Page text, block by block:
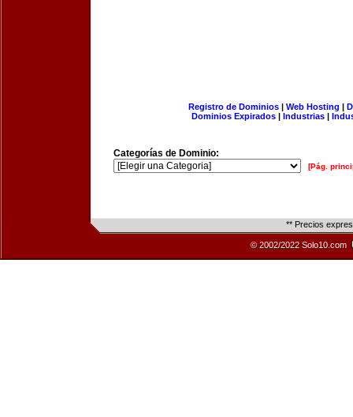
Registro de Dominios| Web Hosting |
Dominios Expirados | Industrias |
Categorías de Dominio:
[Pág.
** Precios
© 2002/2022 Solo10.com